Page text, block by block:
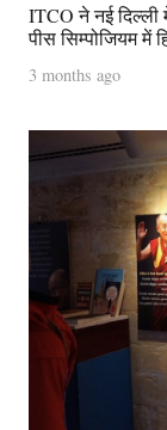
ITCO ने नई दिल्ली
पीस सिम्पोजियम में
3 months ago